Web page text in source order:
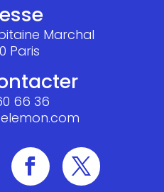
Marchal
Paris
66 36